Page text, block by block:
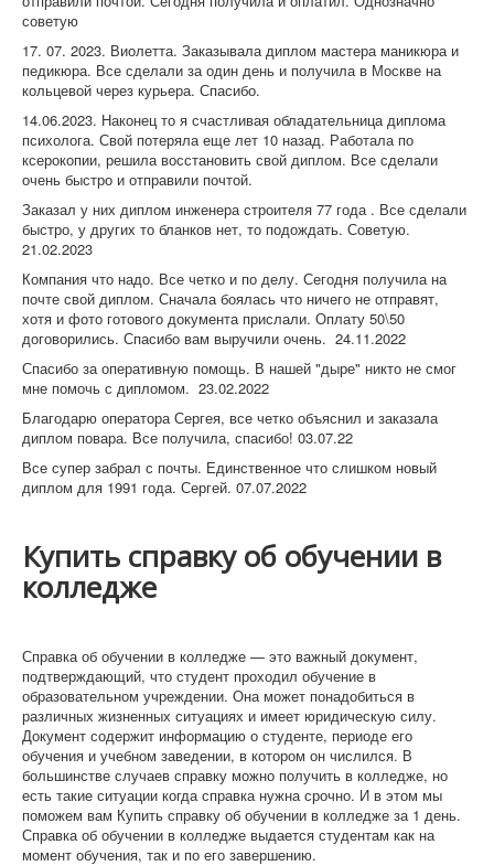
советую
17. 07. 2023. Виолетта. Заказывала диплом мастера маникюра и
педикюра. Все сделали за один день и получила в Москве на
кольцевой через курьера. Спасибо.
14.06.2023. Наконец то я счастливая обладательница диплома
психолога. Свой потеряла еще лет 10 назад. Работала по
ксерокопии, решила восстановить свой диплом. Все сделали
очень быстро и отправили почтой.
Заказал у них диплом инженера строителя 77 года . Все сделали
быстро, у других то бланков нет, то подождать. Советую.
21.02.2023
Компания что надо. Все четко и по делу. Сегодня получила на
почте свой диплом. Сначала боялась что ничего не отправят,
хотя и фото готового документа прислали. Оплату 50\50
договорились. Спасибо вам выручили очень. 24.11.2022
Спасибо за оперативную помощь. В нашей "дыре" никто не смог
мне помочь с дипломом. 23.02.2022
Благодарю оператора Сергея, все четко объяснил и заказала
диплом повара. Все получила, спасибо! 03.07.22
Все супер забрал с почты. Единственное что слишком новый
диплом для 1991 года. Сергей. 07.07.2022
Купить справку об обучении в
колледже
Справка об обучении в колледже — это важный документ,
подтверждающий, что студент проходил обучение в
образовательном учреждении. Она может понадобиться в
различных жизненных ситуациях и имеет юридическую силу.
Документ содержит информацию о студенте, периоде его
обучения и учебном заведении, в котором он числился. В
большинстве случаев справку можно получить в колледже, но
есть такие ситуации когда справка нужна срочно. И в этом мы
поможем вам Купить справку об обучении в колледже за 1 день.
Справка об обучении в колледже выдается студентам как на
момент обучения, так и по его завершению.